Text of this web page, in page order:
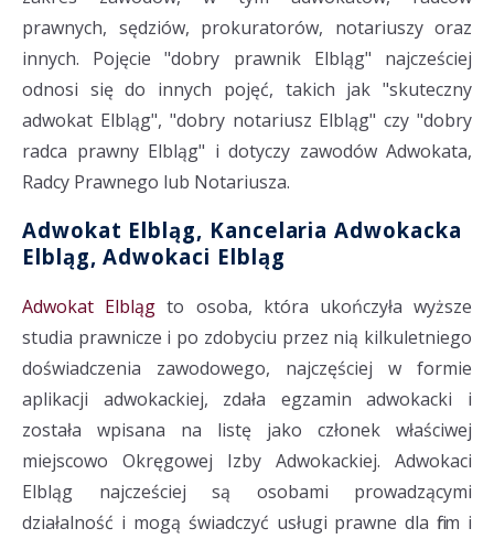
prawnych, sędziów, prokuratorów, notariuszy oraz
innych. Pojęcie "dobry prawnik Elbląg" najcześciej
odnosi się do innych pojęć, takich jak "skuteczny
adwokat Elbląg", "dobry notariusz Elbląg" czy "dobry
radca prawny Elbląg" i dotyczy zawodów Adwokata,
Radcy Prawnego lub Notariusza.
Adwokat Elbląg, Kancelaria Adwokacka
Elbląg, Adwokaci Elbląg
Adwokat Elbląg to osoba, która ukończyła wyższe
studia prawnicze i po zdobyciu przez nią kilkuletniego
doświadczenia zawodowego, najczęściej w formie
aplikacji adwokackiej, zdała egzamin adwokacki i
została wpisana na listę jako członek właściwej
miejscowo Okręgowej Izby Adwokackiej. Adwokaci
Elbląg najcześciej są osobami prowadzącymi
działalność i mogą świadczyć usługi prawne dla firm i